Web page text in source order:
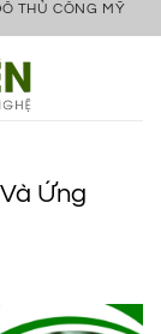
THỦ CÔNG MỸ
Ứng